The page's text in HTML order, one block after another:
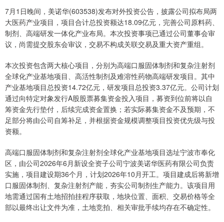
7月1日晚间，美诺华(603538)发布对外投资公告，披露公司拟布局两
大医药产业项目，项目合计总投资额达18.09亿元，完善公司原料药、
制剂、高端研发一体化产业布局。本次投资事项已通过公司董事会审
议，尚需提交股东会审议，交易不构成关联交易及重大资产重组。
本次投资包含两大核心项目，分别为高端口服固体制剂和复杂注射剂
全球化产业基地项目、高活性制剂及难溶性药物高端研发项目。其中
产业基地项目总投资14.72亿元，研发项目总投资3.37亿元。公司计划
通过向特定对象发行A股股票募集资金投入项目，募资到位前将以自
筹资金先行垫付，后续完成资金置换；若实际募集资金不及预期，不
足部分将由公司自筹补足，并根据资金规模调整项目投资优先级与投
资额。
高端口服固体制剂和复杂注射剂全球化产业基地项目选址宁波市奉化
区，由公司2026年6月新设全资子公司宁波美诺华医药有限公司负责
实施，项目建设期36个月，计划2026年10月开工。项目建成后将新增
口服固体制剂、复杂注射剂产能，夯实公司制剂生产能力。该项目用
地需通过国有土地招拍挂程序获取，地块位置、面积、交易价格等全
部以最终出让文件为准，土地竞拍、相关审批手续均存在不确定性。